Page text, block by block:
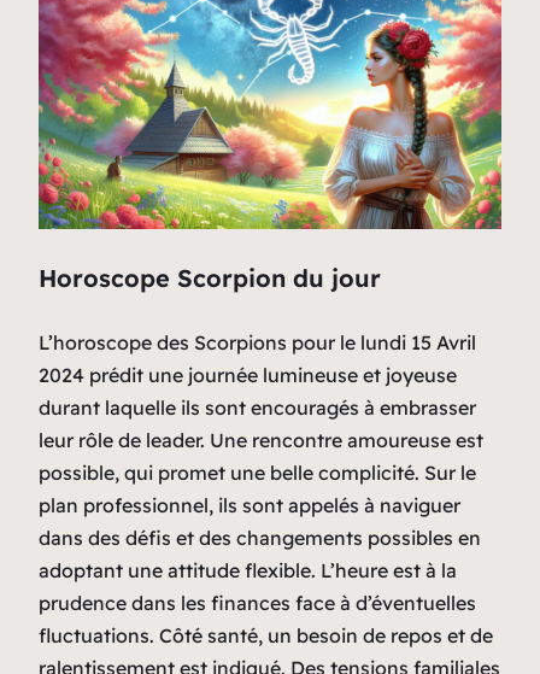
Horoscope Scorpion du jour
L’horoscope des Scorpions pour le lundi 15 Avril
2024 prédit une journée lumineuse et joyeuse
durant laquelle ils sont encouragés à embrasser
leur rôle de leader. Une rencontre amoureuse est
possible, qui promet une belle complicité. Sur le
plan professionnel, ils sont appelés à naviguer
dans des défis et des changements possibles en
adoptant une attitude flexible. L’heure est à la
prudence dans les finances face à d’éventuelles
fluctuations. Côté santé, un besoin de repos et de
ralentissement est indiqué. Des tensions familiales